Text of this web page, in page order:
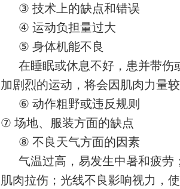
③ 技术上的缺点和错误
④ 运动负担量过大
⑤ 身体机能不良
在睡眠或休息不好，患并带伤
加剧烈的运动，将会因肌肉力量
⑥ 动作粗野或违反规则
⑦ 场地、服装方面的缺点
⑧ 不良天气方面的因素
气温过高，易发生中暑和疲劳
肌肉拉伤；光线不良影响视力，